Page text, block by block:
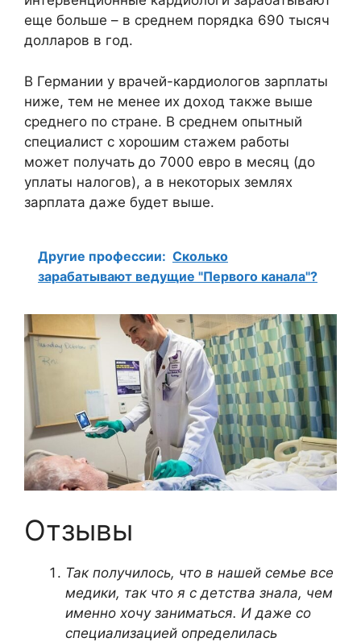
еще больше – в среднем порядка 690 тысяч
долларов в год.
В Германии у врачей-кардиологов зарплаты
ниже, тем не менее их доход также выше
среднего по стране. В среднем опытный
специалист с хорошим стажем работы
может получать до 7000 евро в месяц (до
уплаты налогов), а в некоторых землях
зарплата даже будет выше.
Другие профессии: Сколько
зарабатывают ведущие "Первого канала"?
Отзывы
Так получилось, что в нашей семье все
медики, так что я с детства знала, чем
именно хочу заниматься. И даже со
специализацией определилась